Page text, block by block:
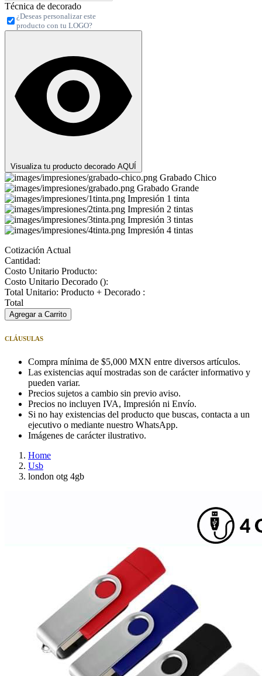
Técnica de decorado
¿Deseas personalizar este
producto con tu LOGO?
Visualiza tu producto decorado AQUÍ
Grabado Chico
Grabado Grande
Impresión 1 tinta
Impresión 2 tintas
Impresión 3 tintas
Impresión 4 tintas
Cotización Actual
Cantidad:
Costo Unitario Producto:
Costo Unitario Decorado ():
Total Unitario: Producto + Decorado :
Total
Agregar a Carrito
CLÁUSULAS
Compra mínima de $5,000 MXN entre diversos artículos.
Las existencias aquí mostradas son de carácter informativo y
pueden variar.
Precios sujetos a cambio sin previo aviso.
Precios no incluyen IVA, Impresión ni Envío.
Si no hay existencias del producto que buscas, contacta a un
ejecutivo o mediante nuestro WhatsApp.
Imágenes de carácter ilustrativo.
Home
Usb
london otg 4gb